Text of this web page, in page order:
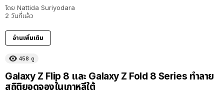
โดย Nattida Suriyodara
2 วันที่แล้ว
อ่านเพิ่มเติม
458 ดู
Galaxy Z Flip 8 และ Galaxy Z Fold 8 Series ทำลาย
สถิติยอดจองในเกาหลีใต้